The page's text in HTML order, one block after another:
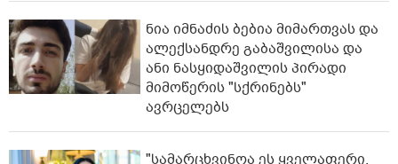
ნია იმნაძის ბებია მიმართვას და
ალექსანდრე გაბაშვილისა და
ანი ნასყიდაშვილის პირადი
მიმოწერის "სქრინებს"
ავრცელებს
"სა­მარ­ცხვი­ნოა ეს ყვე­ლა­ფე­რი,